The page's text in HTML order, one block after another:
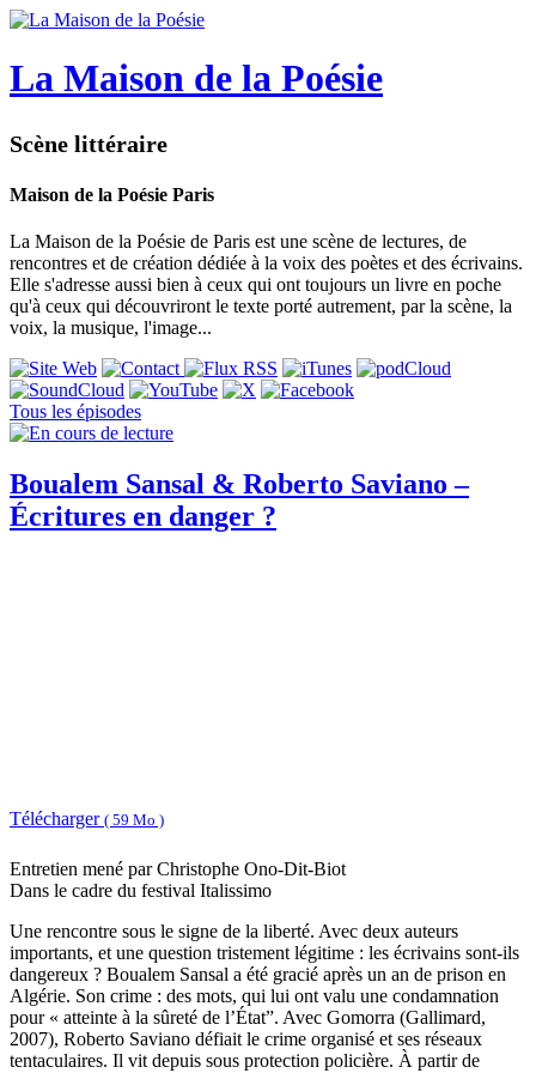
La Maison de la Poésie
Scène littéraire
Maison de la Poésie Paris
La Maison de la Poésie de Paris est une scène de lectures, de
rencontres et de création dédiée à la voix des poètes et des écrivains.
Elle s'adresse aussi bien à ceux qui ont toujours un livre en poche
qu'à ceux qui découvriront le texte porté autrement, par la scène, la
voix, la musique, l'image...
Tous les épisodes
Boualem Sansal & Roberto Saviano –
Écritures en danger ?
Télécharger ( 59 Mo )
Entretien mené par Christophe Ono-Dit-Biot
Dans le cadre du festival Italissimo
Une rencontre sous le signe de la liberté. Avec deux auteurs
importants, et une question tristement légitime : les écrivains sont-ils
dangereux ? Boualem Sansal a été gracié après un an de prison en
Algérie. Son crime : des mots, qui lui ont valu une condamnation
pour « atteinte à la sûreté de l’État”. Avec Gomorra (Gallimard,
2007), Roberto Saviano défiait le crime organisé et ses réseaux
tentaculaires. Il vit depuis sous protection policière. À partir de